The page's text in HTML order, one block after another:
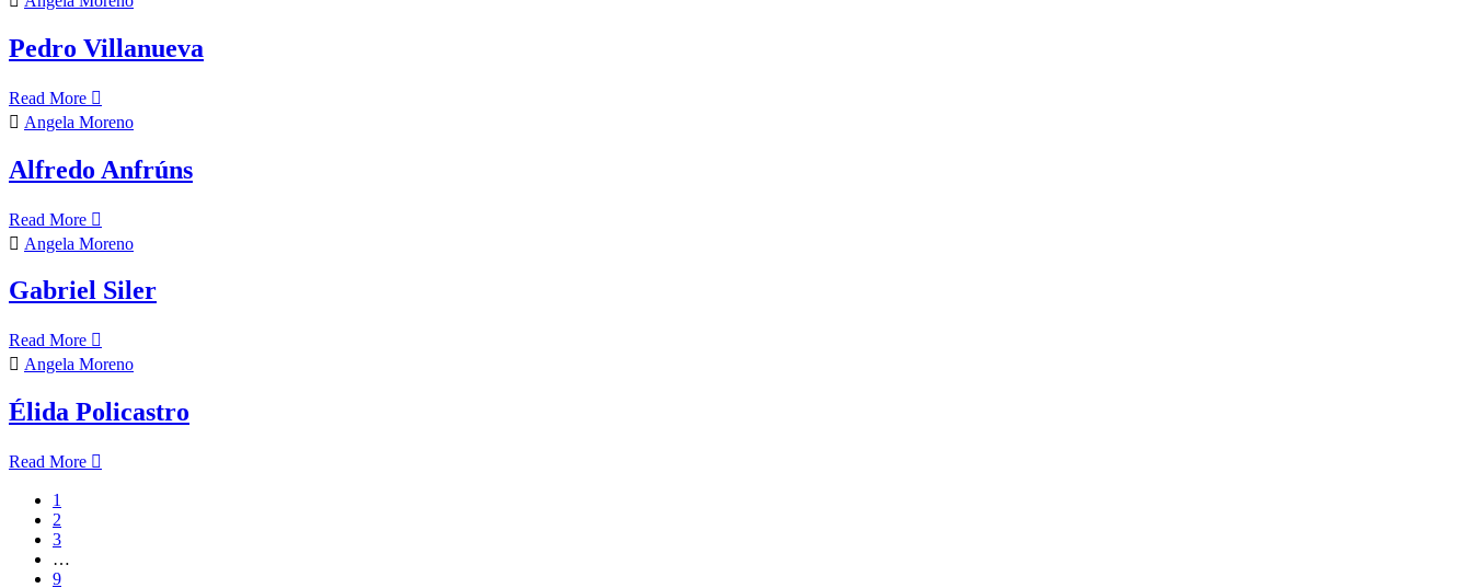
Pedro Villanueva
Read More
Angela Moreno
Alfredo Anfrúns
Read More
Angela Moreno
Gabriel Siler
Read More
Angela Moreno
Élida Policastro
Read More
1
2
3
…
9